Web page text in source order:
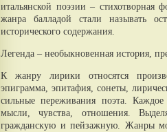
итальянской поэзии – стихотворная
жанра балладой стали называть
исторического содержания.
Легенда – необыкновенная история,
К жанру лирики относятся
эпиграмма, эпитафия, сонеты,
сильные переживания поэта. Каждое
мысли, чувства, отношения.
гражданскую и пейзажную. Жанры